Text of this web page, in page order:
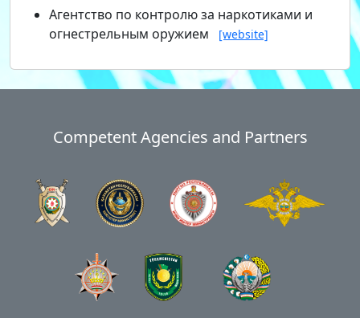
Агентство по контролю за наркотиками и
огнестрельным оружием
[website]
Competent Agencies and Partners